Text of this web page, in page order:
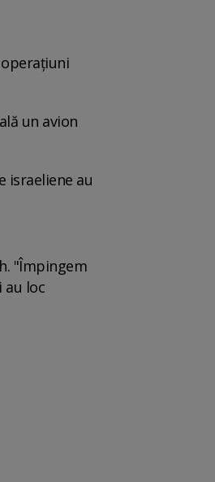
un avion
israeliene au
"Împingem
au loc